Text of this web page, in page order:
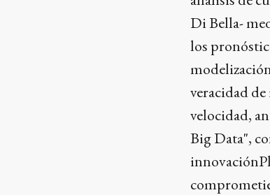
Di Bella-
los
veracidad
velocidad,
Big Data",